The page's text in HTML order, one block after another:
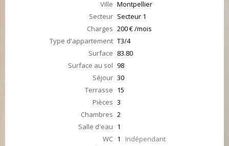
Ville Montpellier
Secteur Secteur 1
Charges 200 € /mois
Type d'appartement T3/4
Surface 83.80
Surface au sol 98
Séjour 30
Terrasse 15
Pièces 3
Chambres 2
Salle d'eau 1
WC 1 Indépendant